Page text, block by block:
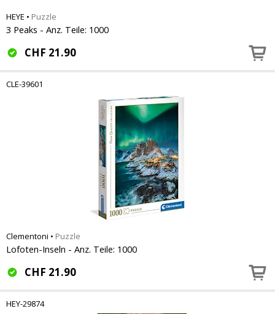
HEYE • Puzzle
3 Peaks - Anz. Teile: 1000
CHF 21.90
CLE-39601
Clementoni • Puzzle
Lofoten-Inseln - Anz. Teile: 1000
CHF 21.90
HEY-29874